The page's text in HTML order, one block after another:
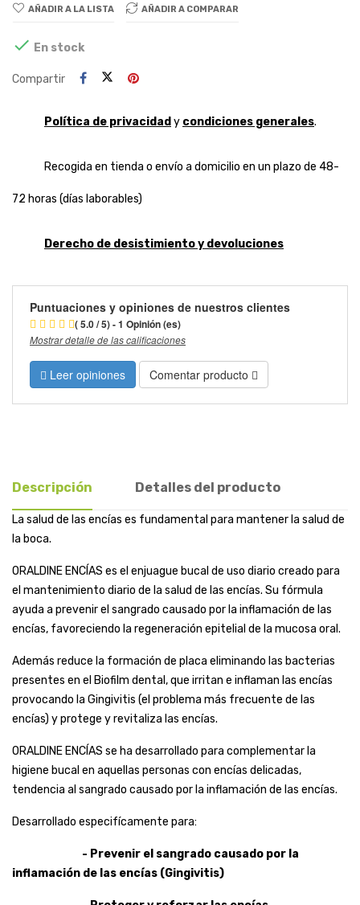
AÑADIR A LA LISTA AÑADIR A COMPARAR
 En stock
Compartir
Política de privacidad y condiciones generales.
Recogida en tienda o envío a domicilio en un plazo de 48-
72 horas (días laborables)
Derecho de desistimiento y devoluciones
Puntuaciones y opiniones de nuestros clientes
( 5.0 / 5) - 1 Opinión (es)
Mostrar detalle de las calificaciones
Leer opiniones Comentar producto
Descripción Detalles del producto
La salud de las encías es fundamental para mantener la salud de
la boca.
ORALDINE ENCÍAS es el enjuague bucal de uso diario creado para
el mantenimiento diario de la salud de las encías. Su fórmula
ayuda a prevenir el sangrado causado por la inflamación de las
encías, favoreciendo la regeneración epitelial de la mucosa oral.
Además reduce la formación de placa eliminando las bacterias
presentes en el Biofilm dental, que irritan e inflaman las encías
provocando la Gingivitis (el problema más frecuente de las
encías) y protege y revitaliza las encías.
ORALDINE ENCÍAS se ha desarrollado para complementar la
higiene bucal en aquellas personas con encías delicadas,
tendencia al sangrado causado por la inflamación de las encías.
Desarrollado especifícamente para:
- Prevenir el sangrado causado por la
inflamación de las encías (Gingivitis)